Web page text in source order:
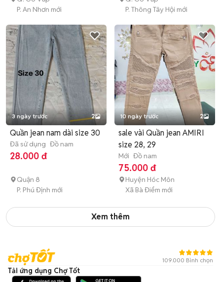
P. An Nhơn mới
P. Thông Tây Hội mới
3 ngày trước 2
Quần jean nam dài size 30
Đã sử dụng Đồ nam
28.000 đ
Quận 8
P. Phú Định mới
10 ngày trước 2
sale vài Quần jean AMIRI
size 28, 29
Mới Đồ nam
75.000 đ
Huyện Hóc Môn
Xã Bà Điểm mới
Xem thêm
109.000 Bình chọn
Tải ứng dụng Chợ Tốt